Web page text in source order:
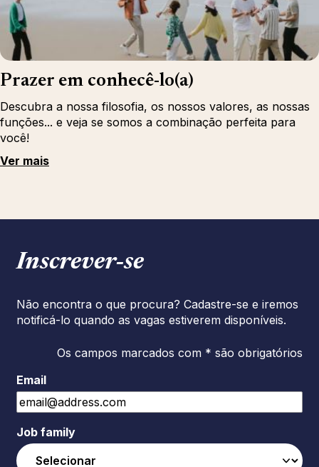
Prazer em conhecê-lo(a)
Descubra a nossa filosofia, os nossos valores, as nossas
funções... e veja se somos a combinação perfeita para
você!
Ver mais
Inscrever‑se
Não encontra o que procura? Cadastre-se e iremos
notificá-lo quando as vagas estiverem disponíveis.
Os campos marcados com * são obrigatórios
Email
Job family